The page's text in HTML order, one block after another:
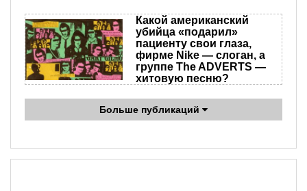
Какой американский
убийца «подарил»
пациенту свои глаза,
фирме Nike — слоган, а
группе The ADVERTS —
хитовую песню?
Больше публикаций